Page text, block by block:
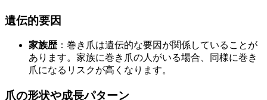
遺伝的要因
家族歴：巻き爪は遺伝的な要因が関係していることが
あります。家族に巻き爪の人がいる場合、同様に巻き
爪になるリスクが高くなります。
爪の形状や成長パターン